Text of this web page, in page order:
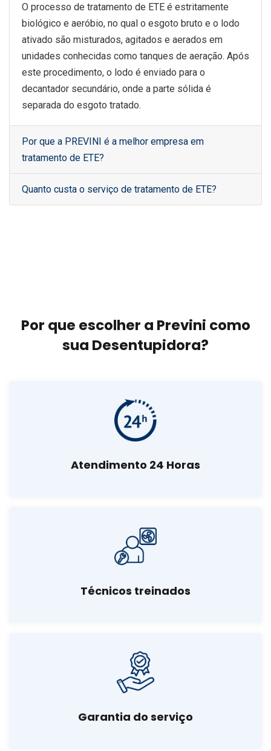
O processo de tratamento de ETE é estritamente
biológico e aeróbio, no qual o esgoto bruto e o lodo
ativado são misturados, agitados e aerados em
unidades conhecidas como tanques de aeração. Após
este procedimento, o lodo é enviado para o
decantador secundário, onde a parte sólida é
separada do esgoto tratado.
Por que a PREVINI é a melhor empresa em
tratamento de ETE?
Quanto custa o serviço de tratamento de ETE?
Por que escolher a Previni como
sua Desentupidora?
Atendimento 24 Horas
Técnicos treinados
Garantia do serviço